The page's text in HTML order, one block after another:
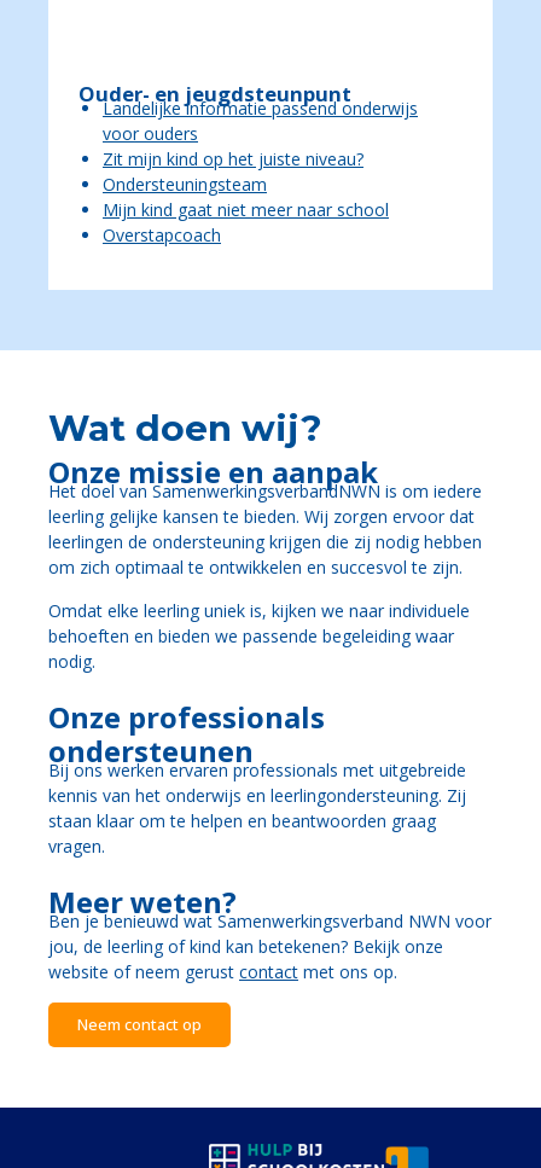
Ouder- en jeugdsteunpunt
Landelijke informatie passend onderwijs
voor ouders
Zit mijn kind op het juiste niveau?
Ondersteuningsteam
Mijn kind gaat niet meer naar school
Overstapcoach
Wat doen wij?
Onze missie en aanpak
Het doel van SamenwerkingsverbandNWN is om iedere
leerling gelijke kansen te bieden. Wij zorgen ervoor dat
leerlingen de ondersteuning krijgen die zij nodig hebben
om zich optimaal te ontwikkelen en succesvol te zijn.
Omdat elke leerling uniek is, kijken we naar individuele
behoeften en bieden we passende begeleiding waar
nodig.
Onze professionals
ondersteunen
Bij ons werken ervaren professionals met uitgebreide
kennis van het onderwijs en leerlingondersteuning. Zij
staan klaar om te helpen en beantwoorden graag
vragen.
Meer weten?
Ben je benieuwd wat Samenwerkingsverband NWN voor
jou, de leerling of kind kan betekenen? Bekijk onze
website of neem gerust contact met ons op.
Neem contact op